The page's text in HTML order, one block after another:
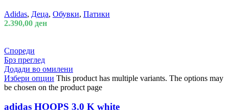
Adidas, Деца, Обувки, Патики
2.390,00 ден
Спореди
Брз преглед
Додади во омилени
Избери опции This product has multiple variants. The options may
be chosen on the product page
adidas HOOPS 3.0 K white